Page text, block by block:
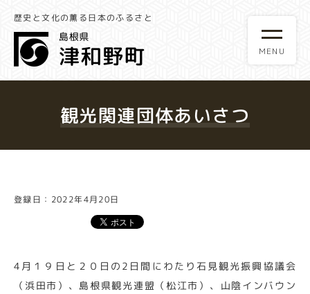
歴史と文化の薫る日本のふるさと
観光関連団体あいさつ
登録日：2022年4月20日
4月１９日と２０日の2日間にわたり石見観光振興協議会
（浜田市）、島根県観光連盟（松江市）、山陰インバウン